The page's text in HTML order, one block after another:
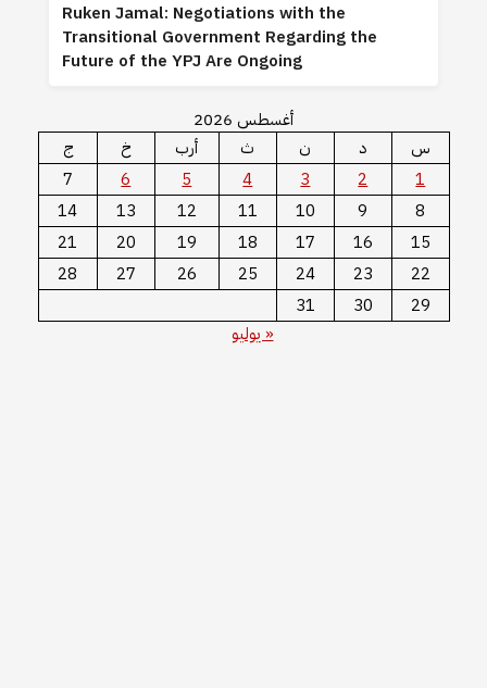
Ruken Jamal: Negotiations with the
Transitional Government Regarding the
Future of the YPJ Are Ongoing
أغسطس 2026
س
د ن ث أرب خ
ج
1
2
3
4
5
6
7
8
9
10
11
12
13
14
15
16
17
18
19
20
21
22
23
24
25
26
27
28
29
30
31
« يوليو